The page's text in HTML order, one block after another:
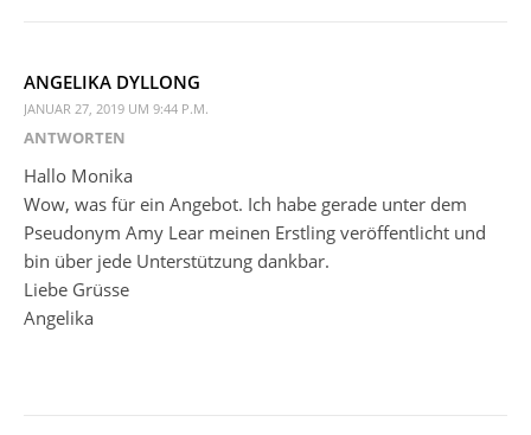
ANGELIKA DYLLONG
JANUAR 27, 2019 UM 9:44 P.M.
ANTWORTEN
Hallo Monika
Wow, was für ein Angebot. Ich habe gerade unter dem
Pseudonym Amy Lear meinen Erstling veröffentlicht und
bin über jede Unterstützung dankbar.
Liebe Grüsse
Angelika